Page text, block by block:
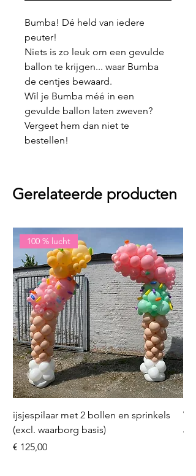
Bumba! Dé held van iedere
peuter!
Niets is zo leuk om een gevulde
ballon te krijgen... waar Bumba
de centjes bewaard.
Wil je Bumba méé in een
gevulde ballon laten zweven?
Vergeet hem dan niet te
bestellen!
Gerelateerde producten
100 % lucht
ijsjespilaar met 2 bollen en sprinkels
(excl. waarborg basis)
Prijs
€ 125,00
Prijs
€